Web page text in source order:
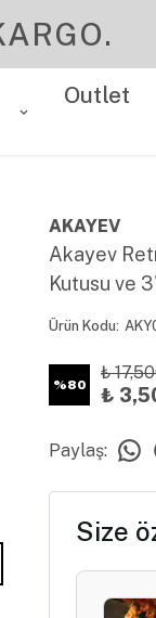
Outlet
AKAYEV
Akayev
Kutusu ve
Ürün Kodu:
%80
₺
₺
Paylaş:
Size